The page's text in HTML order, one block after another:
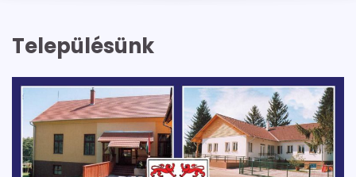
Településünk